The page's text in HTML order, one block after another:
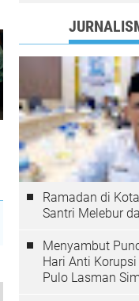
Ramadan di
Santri Melebur
Menyambut
Hari Anti
Pulo Lasman